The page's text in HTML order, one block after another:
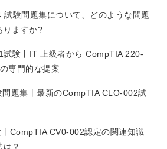
験問題集について、どのような問題
りますか?
験丨IT 上級者から CompTIA 220-
専門的な提案
題集丨最新のCompTIA CLO-002試
CompTIA CV0-002認定の関連知識
？